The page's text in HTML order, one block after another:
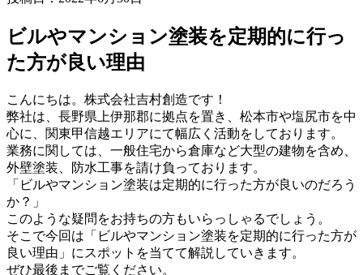
ビルやマンション塗装を定期的に行っ
た方が良い理由
こんにちは。株式会社吉村創造です！
弊社は、長野県上伊那郡に拠点を置き、松本市や塩尻市を中
心に、関東甲信越エリアにて幅広く活動をしております。
業務に関しては、一般住宅から倉庫など大型の建物を含め、
外壁塗装、防水工事を請け負っております。
「ビルやマンション塗装は定期的に行った方が良いのだろう
か？」
このような疑問をお持ちの方もいらっしゃるでしょう。
そこで今回は「ビルやマンション塗装を定期的に行った方が
良い理由」にスポットを当てて解説していきます。
ぜひ最後までご覧ください。